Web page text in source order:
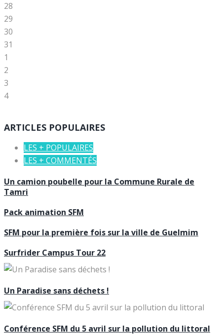
28
29
30
31
1
2
3
4
ARTICLES POPULAIRES
LES + POPULAIRES
LES + COMMENTÉS
Un camion poubelle pour la Commune Rurale de
Tamri
Pack animation SFM
SFM pour la première fois sur la ville de Guelmim
Surfrider Campus Tour 22
Un Paradise sans déchets !
Conférence SFM du 5 avril sur la pollution du littoral